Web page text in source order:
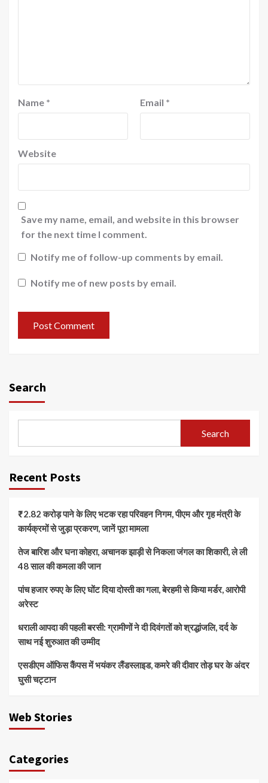
Name * Email *
Website
Save my name, email, and website in this browser
for the next time I comment.
Notify me of follow-up comments by email.
Notify me of new posts by email.
Search
Search
Recent Posts
₹2.82 करोड़ पाने के लिए भटक रहा परिवहन निगम, पीएम और गृह मंत्री के
कार्यक्रमों से जुड़ा प्रकरण, जानें पूरा मामला
तेज बारिश और घना कोहरा, अचानक झाड़ी से निकला जंगल का शिकारी, ले ली
48 साल की कमला की जान
पांच हजार रुपए के लिए घोंट दिया दोस्ती का गला, बेरहमी से किया मर्डर, आरोपी
अरेस्ट
धराली आपदा की पहली बरसी: ग्रामीणों ने दी दिवंगतों को श्रद्धांजलि, दर्द के
साथ नई शुरुआत की उम्मीद
एसडीएम ऑफिस कैंपस में भयंकर लैंडस्लाइड, कमरे की दीवार तोड़ घर के अंदर
घुसी चट्टान
Web Stories
Categories